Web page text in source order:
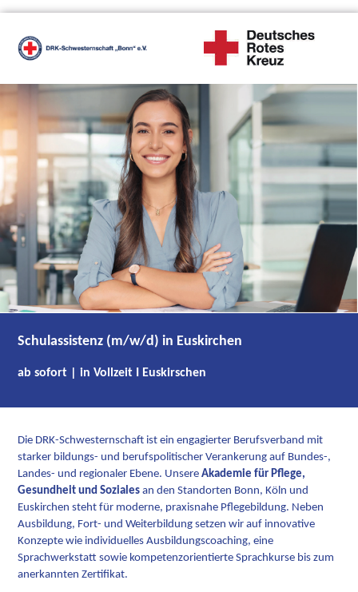
Schulassistenz (m/w/d) in Euskirchen
ab sofort | in Vollzeit I Euskirschen
Die DRK-Schwesternschaft ist ein engagierter Berufsverband mit
starker bildungs- und berufspolitischer Verankerung auf Bundes-,
Landes- und regionaler Ebene. UnsereAkademie für Pflege,
Gesundheit und Soziales an den Standorten Bonn, Köln und
Euskirchen steht für moderne, praxisnahe Pflegebildung. Neben
Ausbildung, Fort- und Weiterbildung setzen wir auf innovative
Konzepte wie individuelles Ausbildungscoaching, eine
Sprachwerkstatt sowie kompetenzorientierte Sprachkurse bis zum
anerkannten Zertifikat.